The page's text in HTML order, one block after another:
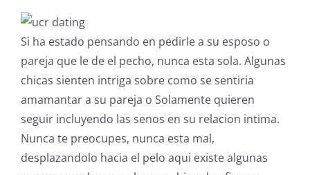
Si ha estado pensando en pedirle a su esposo o
pareja que le de el pecho, nunca esta sola. Algunas
chicas sienten intriga sobre como se sentiria
amamantar a su pareja o Solamente quieren
seguir incluyendo las senos en su relacion intima.
Nunca te preocupes, nunca esta mal,
desplazandolo hacia el pelo aqui existe algunas